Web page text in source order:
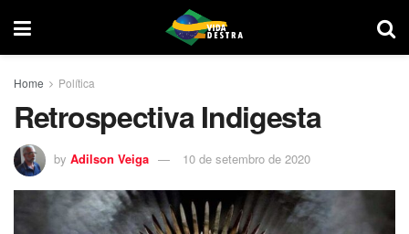
Home Política
Retrospectiva Indigesta
by Adilson Veiga 10 de setembro de 2020